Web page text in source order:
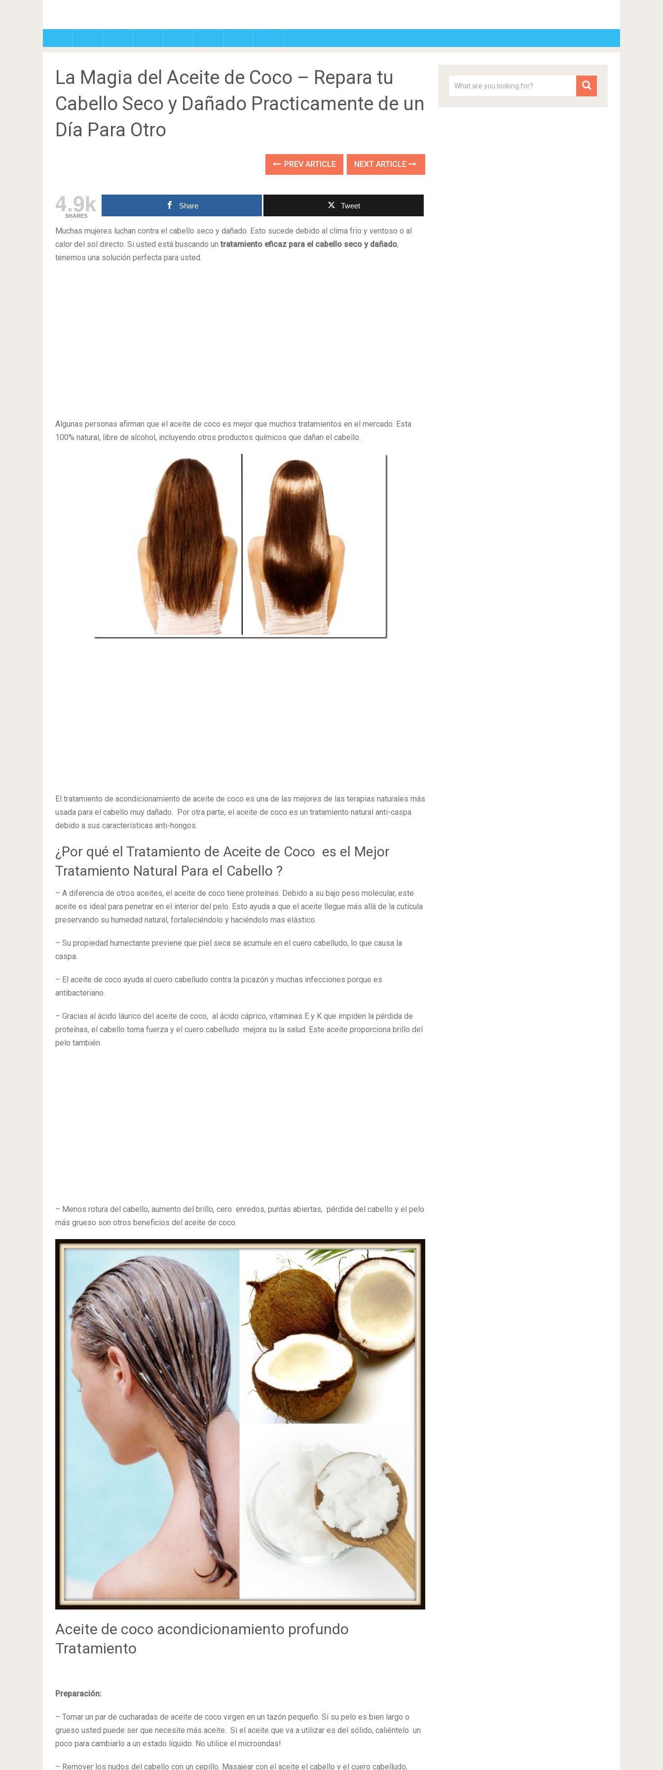
La Magia del Aceite de Coco – Repara tu
Cabello Seco y Dañado Practicamente de un
Día Para Otro
PREV ARTICLE NEXT ARTICLE
4.9k
SHARES
Share Tweet
Muchas mujeres luchan contra el cabello seco y dañado. Esto sucede debido al clima frio y ventoso o al
calor del sol directo. Si usted está buscando un tratamiento eficaz para el cabello seco y dañado,
tenemos una solución perfecta para usted.
Algunas personas afirman que el aceite de coco es mejor que muchos tratamientos en el mercado. Esta
100% natural, libre de alcohol, incluyendo otros productos químicos que dañan el cabello.
El tratamiento de acondicionamiento de aceite de coco es una de las mejores de las terapias naturales más
usada para el cabello muy dañado. Por otra parte, el aceite de coco es un tratamiento natural anti-caspa
debido a sus características anti-hongos.
¿Por qué el Tratamiento de Aceite de Coco es el Mejor
Tratamiento Natural Para el Cabello ?
– A diferencia de otros aceites, el aceite de coco tiene proteínas. Debido a su bajo peso molecular, este
aceite es ideal para penetrar en el interior del pelo. Esto ayuda a que el aceite llegue más allá de la cutícula
preservando su humedad natural, fortaleciéndolo y haciéndolo mas elástico.
– Su propiedad humectante previene que piel seca se acumule en el cuero cabelludo, lo que causa la
caspa.
– El aceite de coco ayuda al cuero cabelludo contra la picazón y muchas infecciones porque es
antibacteriano.
– Gracias al ácido láurico del aceite de coco, al ácido cáprico, vitaminas E y K que impiden la pérdida de
proteínas, el cabello toma fuerza y el cuero cabelludo mejora su la salud. Este aceite proporciona brillo del
pelo también.
– Menos rotura del cabello, aumento del brillo, cero enredos, puntas abiertas, pérdida del cabello y el pelo
más grueso son otros beneficios del aceite de coco.
Aceite de coco acondicionamiento profundo
Tratamiento
Preparación:
– Tomar un par de cucharadas de aceite de coco virgen en un tazón pequeño. Si su pelo es bien largo o
grueso usted puede ser que necesite más aceite. Si el aceite que va a utilizar es del sólido, caliéntelo un
poco para cambiarlo a un estado líquido. No utilice el microondas!
– Remover los nudos del cabello con un cepillo. Masajear con el aceite el cabello y el cuero cabelludo,